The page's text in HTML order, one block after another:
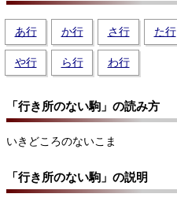
あ行 か行 さ行 た行
や行 ら行 わ行
「行き所のない駒」の読み方
いきどころのないこま
「行き所のない駒」の説明